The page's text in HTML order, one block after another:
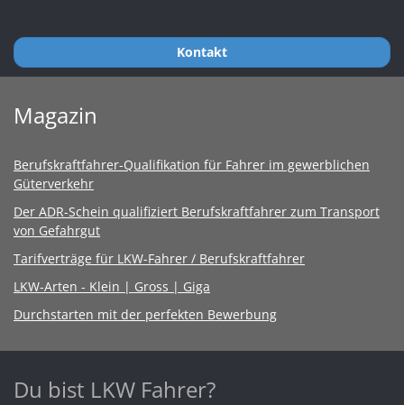
Kontakt
Magazin
Berufskraftfahrer-Qualifikation für Fahrer im gewerblichen
Güterverkehr
Der ADR-Schein qualifiziert Berufskraftfahrer zum Transport
von Gefahrgut
Tarifverträge für LKW-Fahrer / Berufskraftfahrer
LKW-Arten - Klein | Gross | Giga
Durchstarten mit der perfekten Bewerbung
Du bist LKW Fahrer?